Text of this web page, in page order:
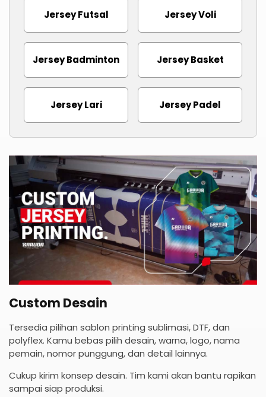
Jersey Futsal Jersey Voli
Jersey Badminton Jersey Basket
Jersey Lari Jersey Padel
Custom Desain
Tersedia pilihan sablon printing sublimasi, DTF, dan
polyflex. Kamu bebas pilih desain, warna, logo, nama
pemain, nomor punggung, dan detail lainnya.
Cukup kirim konsep desain. Tim kami akan bantu rapikan
sampai siap produksi.